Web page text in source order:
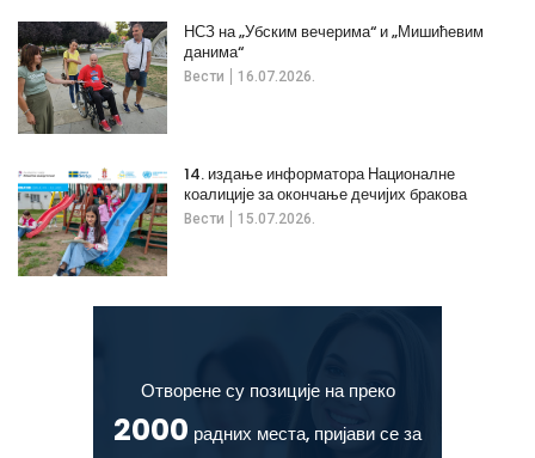
Вести 16.07.2026.
НСЗ на „Убским вечерима“ и „Мишићевим
данима“
Вести 15.07.2026.
14. издање информатора Националне
коалиције за окончање дечијих бракова
Отворене су позиције на преко
2000 радних места, пријави се за